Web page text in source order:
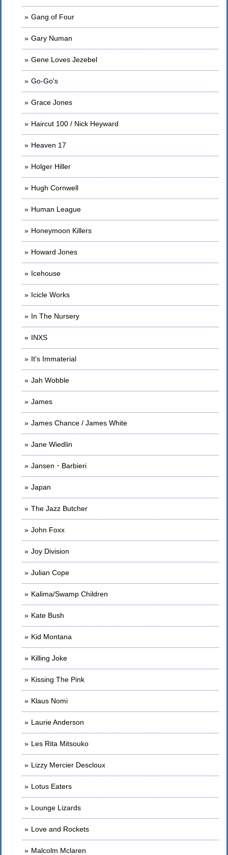
Gang of Four
Gary Numan
Gene Loves Jezebel
Go-Go's
Grace Jones
Haircut 100 / Nick Heyward
Heaven 17
Holger Hiller
Hugh Cornwell
Human League
Honeymoon Killers
Howard Jones
Icehouse
Icicle Works
In The Nursery
INXS
It's Immaterial
Jah Wobble
James
James Chance / James White
Jane Wiedlin
Jansen・Barbieri
Japan
The Jazz Butcher
John Foxx
Joy Division
Julian Cope
Kalima/Swamp Children
Kate Bush
Kid Montana
Killing Joke
Kissing The Pink
Klaus Nomi
Laurie Anderson
Les Rita Mitsouko
Lizzy Mercier Descloux
Lotus Eaters
Lounge Lizards
Love and Rockets
Malcolm Mclaren